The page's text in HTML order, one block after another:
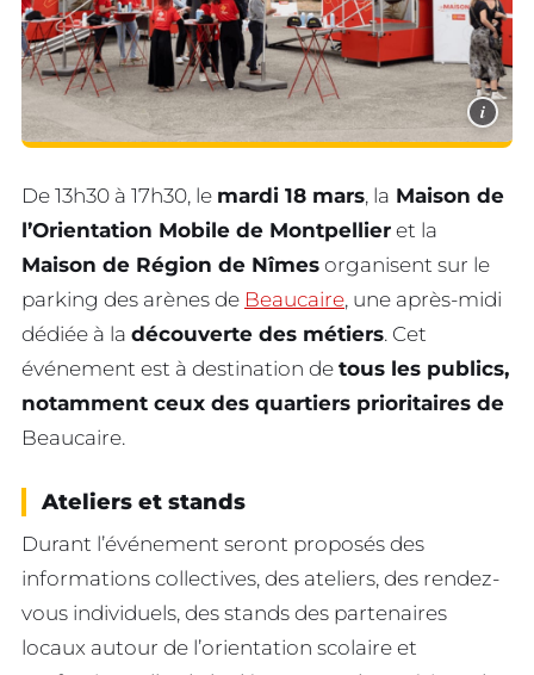
i
De 13h30 à 17h30, le mardi 18 mars, la Maison de
l’Orientation Mobile de Montpellier et la
Maison de Région de Nîmes organisent sur le
parking des arènes de Beaucaire, une après-midi
dédiée à la découverte des métiers. Cet
événement est à destination de tous les publics,
notamment ceux des quartiers prioritaires de
Beaucaire.
Ateliers et stands
Durant l’événement seront proposés des
informations collectives, des ateliers, des rendez-
vous individuels, des stands des partenaires
locaux autour de l’orientation scolaire et